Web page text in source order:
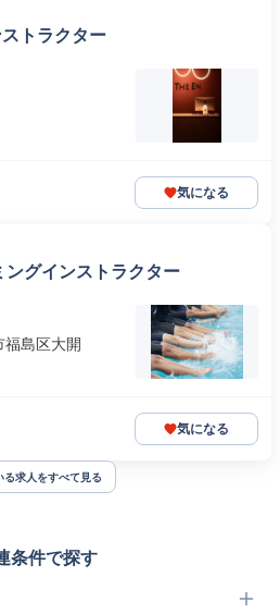
トラクター
気になる
ングインストラクター
島区大開
気になる
る求人をすべて見る
条件で探す